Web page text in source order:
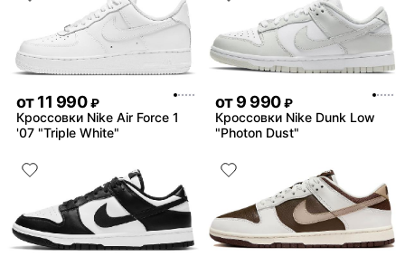
от11 990 ₽
Кроссовки Nike Air Force 1
'07 "Triple White"
от9 990 ₽
Кроссовки Nike Dunk Low
"Photon Dust"